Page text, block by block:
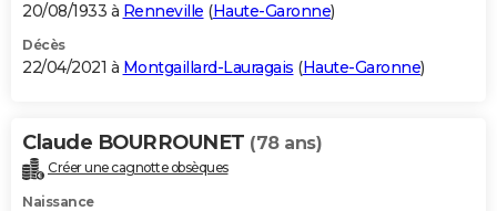
20/08/1933 à Renneville (Haute-Garonne)
Décès
22/04/2021 à Montgaillard-Lauragais (Haute-Garonne)
Claude BOURROUNET (78 ans)
Créer une cagnotte obsèques
Naissance